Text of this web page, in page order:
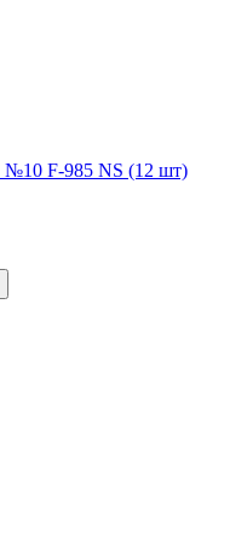
F-985 NS (12 шт)